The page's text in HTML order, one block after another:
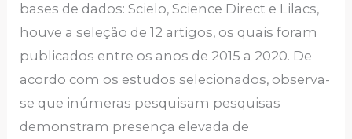
bases de dados: Scielo, Science Direct e Lilacs,
houve a seleção de 12 artigos, os quais foram
publicados entre os anos de 2015 a 2020. De
acordo com os estudos selecionados, observa-
se que inúmeras pesquisam pesquisas
demonstram presença elevada de